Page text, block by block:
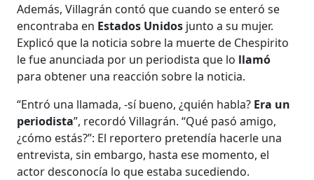
Además, Villagrán contó que cuando se enteró se
encontraba en Estados Unidos junto a su mujer.
Explicó que la noticia sobre la muerte de Chespirito
le fue anunciada por un periodista que lo llamó
para obtener una reacción sobre la noticia.
“Entró una llamada, -sí bueno, ¿quién habla? Era un
periodista”, recordó Villagrán. “Qué pasó amigo,
¿cómo estás?”: El reportero pretendía hacerle una
entrevista, sin embargo, hasta ese momento, el
actor desconocía lo que estaba sucediendo.